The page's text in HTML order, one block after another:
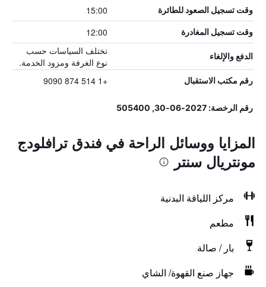
وقت تسجيل الصعود للطائرة 15:00
وقت تسجيل المغادرة 12:00
الدفع والإلغاء
تختلف السياسات حسب
نوع الغرفة ومزود الخدمة.
رقم مكتب الاستقبال +1 514 874 9090
رقم الرخصة: 2027-06-30, 505400
المزايا ووسائل الراحة في فندق ترافلودج
مونتريال سنتر
مركز اللياقة البدنية
مطعم
بار / صالة
جهاز صنع القهوة/ الشاي